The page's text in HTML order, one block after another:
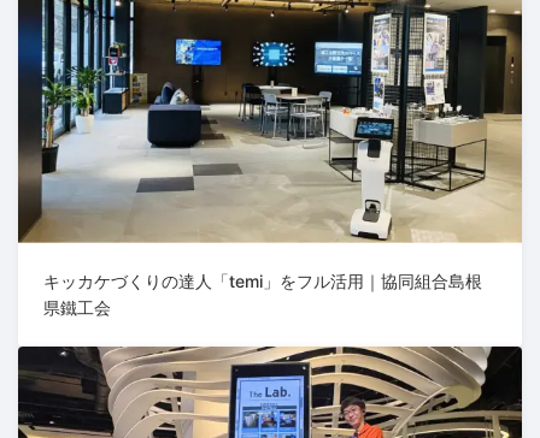
キッカケづくりの達人「temi」をフル活用｜協同組合島根
県鐵工会